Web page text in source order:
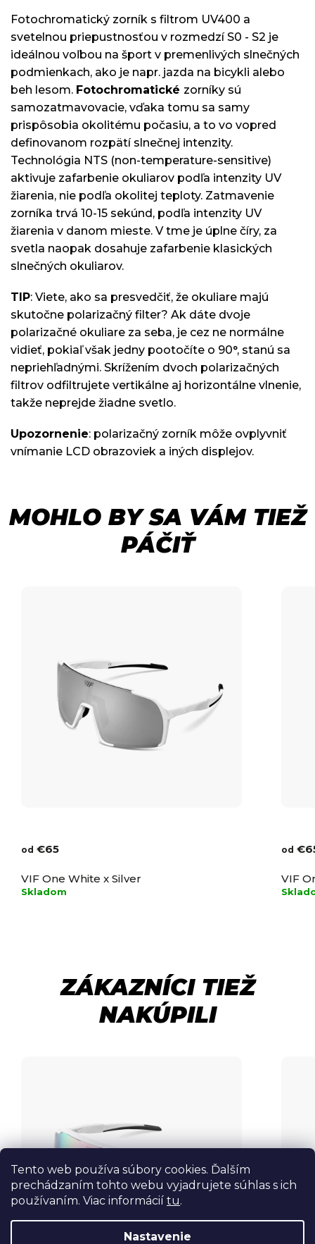
Tento web používa súbory cookies. Ďalším
prechádzaním tohto webu vyjadrujete súhlas s ich
používaním. Viac informácií tu.
Nastavenie
Fotochromatický zorník s filtrom UV400 a
svetelnou priepustnosťou v rozmedzí S0 - S2 je
ideálnou voľbou na šport v premenlivých slnečných
podmienkach, ako je napr. jazda na bicykli alebo
beh lesom. Fotochromatické zorníky sú
samozatmavovacie, vďaka tomu sa samy
prispôsobia okolitému počasiu, a to vo vopred
definovanom rozpätí slnečnej intenzity.
Technológia NTS (non-temperature-sensitive)
aktivuje zafarbenie okuliarov podľa intenzity UV
žiarenia, nie podľa okolitej teploty. Zatmavenie
zorníka trvá 10-15 sekúnd, podľa intenzity UV
žiarenia v danom mieste. V tme je úplne číry, za
svetla naopak dosahuje zafarbenie klasických
slnečných okuliarov.
TIP: Viete, ako sa presvedčiť, že okuliare majú
skutočne polarizačný filter? Ak dáte dvoje
polarizačné okuliare za seba, je cez ne normálne
vidieť, pokiaľ však jedny pootočíte o 90°, stanú sa
nepriehľadnými. Skrížením dvoch polarizačných
filtrov odfiltrujete vertikálne aj horizontálne vlnenie,
takže neprejde žiadne svetlo.
Upozornenie: polarizačný zorník môže ovplyvniť
vnímanie LCD obrazoviek a iných displejov.
MOHLO BY SA VÁM TIEŽ
PÁČIŤ
VIF One White x Silver
Skladom
od €65
VIF
od
ZÁKAZNÍCI TIEŽ
NAKÚPILI